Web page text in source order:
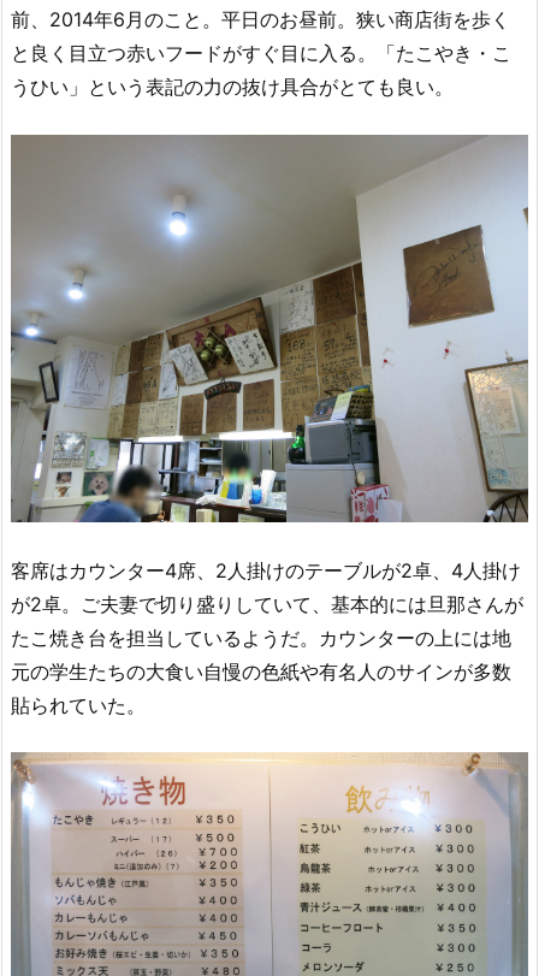
前、2014年6月のこと。平日のお昼前。狭い商店街を歩く
と良く目立つ赤いフードがすぐ目に入る。「たこやき・こ
うひい」という表記の力の抜け具合がとても良い。
客席はカウンター4席、2人掛けのテーブルが2卓、4人掛け
が2卓。ご夫妻で切り盛りしていて、基本的には旦那さんが
たこ焼き台を担当しているようだ。カウンターの上には地
元の学生たちの大食い自慢の色紙や有名人のサインが多数
貼られていた。